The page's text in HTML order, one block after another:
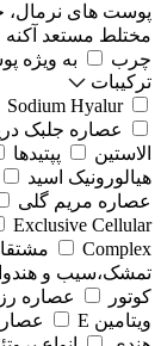
پوست های
مختلط مستعد آکنه
چرب
به ویژه
ترکیبات
Sodium Hyalur
عصاره جلبک
الاستین
پپتیدها
هیالورونیک اسید
عصاره مریم گلی
Exclusive Cellular
Complex
تمشک،سیب و
کوتور
عصاره
ویتامین E